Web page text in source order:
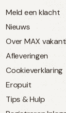
Meld een klacht
Nieuws
Over MAX
Afleveringen
Cookieverklaring
Eropuit
Tips & Hulp